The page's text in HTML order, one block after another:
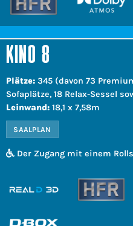
KINO 8
Plätze: 345 (davon 73
Sofaplätze, 18 Relax-Sessel
Leinwand: 18,1 x 7,58m
SAALPLAN
Der Zugang mit einem